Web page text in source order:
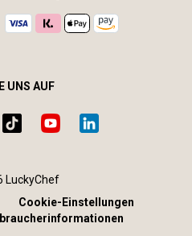
UNS AUF
LuckyChef
Cookie-Einstellungen